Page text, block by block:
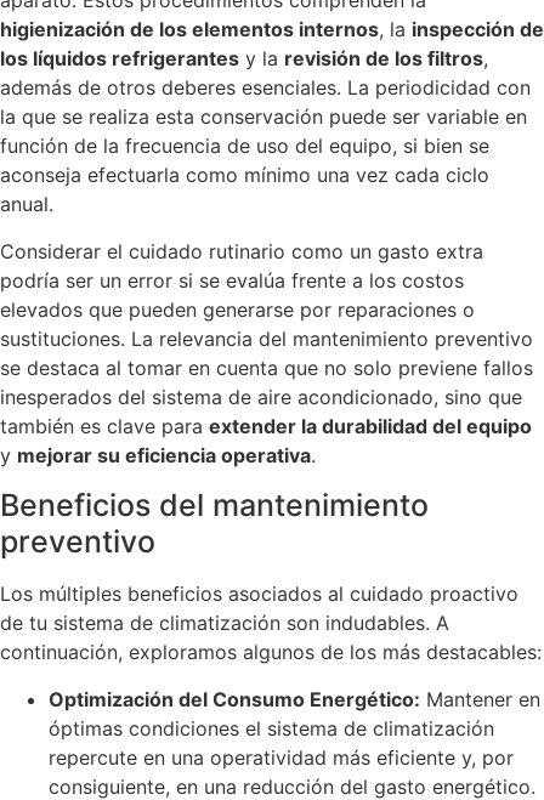
higienización de los elementos internos, la inspección de
los líquidos refrigerantes y la revisión de los filtros,
además de otros deberes esenciales. La periodicidad con
la que se realiza esta conservación puede ser variable en
función de la frecuencia de uso del equipo, si bien se
aconseja efectuarla como mínimo una vez cada ciclo
anual.
Considerar el cuidado rutinario como un gasto extra
podría ser un error si se evalúa frente a los costos
elevados que pueden generarse por reparaciones o
sustituciones. La relevancia del mantenimiento preventivo
se destaca al tomar en cuenta que no solo previene fallos
inesperados del sistema de aire acondicionado, sino que
también es clave para extender la durabilidad del equipo
y mejorar su eficiencia operativa.
Beneficios del mantenimiento
preventivo
Los múltiples beneficios asociados al cuidado proactivo
de tu sistema de climatización son indudables. A
continuación, exploramos algunos de los más destacables:
Optimización del Consumo Energético: Mantener en
óptimas condiciones el sistema de climatización
repercute en una operatividad más eficiente y, por
consiguiente, en una reducción del gasto energético.